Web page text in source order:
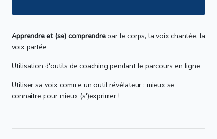
Apprendre et (se) comprendre par le corps, la voix chantée, la
voix parlée
Utilisation d'outils de coaching pendant le parcours en ligne
Utiliser sa voix comme un outil révélateur : mieux se
connaitre pour mieux (s')exprimer !